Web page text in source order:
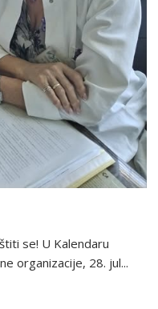
se! U Kalendaru
organizacije, 28. jul...